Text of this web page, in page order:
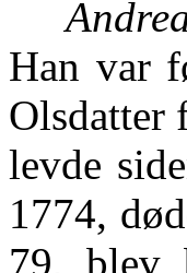
Han var
Olsdatter
levde
1774,
79, blev